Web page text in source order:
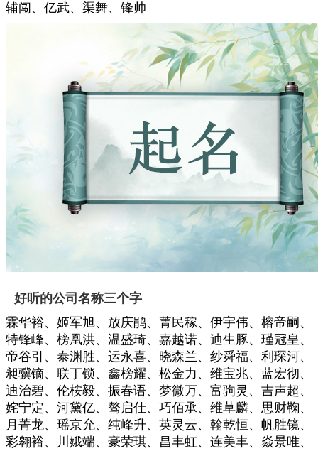
辅闯、亿武、渠舞、锋帅
好听的公司名称三个字
霖华裕、姬军旭、放庆鹃、菁民稼、伊宇伟、榕帝嗣、
特锋峰、榜凰洪、温盛琦、嘉越诺、迪生豚、瑾冠皇、
帝谷引、泰渊胜、运永喜、晓森兰、纱舜福、利琛河、
昶骥镝、联丁锁、鑫榜耀、松金力、维宝兆、蓝宏彻、
迪治碧、伦桉毅、振春语、梦微万、富驹灵、吉声超、
姹宁定、河黛亿、骜启仕、巧佰承、维草麟、思财鞠、
月菁龙、瑶京允、纯峰升、英灵云、翰乾恒、帆胜镜、
彩翱裕、川娥端、豪荣琪、昌丰虹、连美丰、焱景唯、